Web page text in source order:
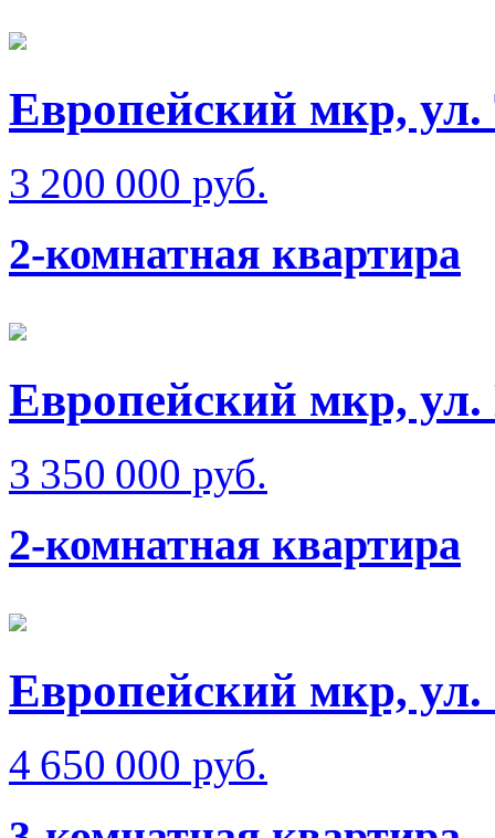
Европейский мкр, ул.
3 200 000 руб.
2-комнатная квартира
Европейский мкр, ул.
3 350 000 руб.
2-комнатная квартира
Европейский мкр, ул.
4 650 000 руб.